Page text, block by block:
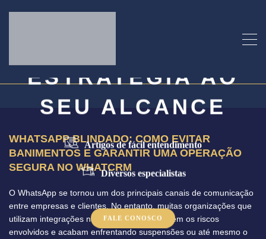
COMPLICAR:
ESTRATÉGIA AO
SEU ALCANCE
Artigos de fácil entendimento
Diversos especialistas
FALE CONOSCO
WHATSAPP BLINDADO: COMO EVITAR
BANIMENTOS E GARANTIR UMA OPERAÇÃO
SEGURA NO WHATCRM
O WhatsApp se tornou um dos principais canais de comunicação
entre empresas e clientes. No entanto, muitas organizações que
utilizam integrações não oficiais desconhecem os riscos
envolvidos e acabam enfrentando suspensões ou até mesmo o